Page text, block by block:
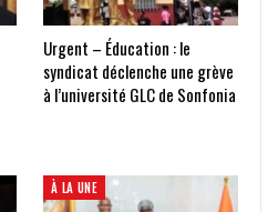
Urgent – Éducation : le
syndicat déclenche une grève
à l’université GLC de Sonfonia
À LA UNE